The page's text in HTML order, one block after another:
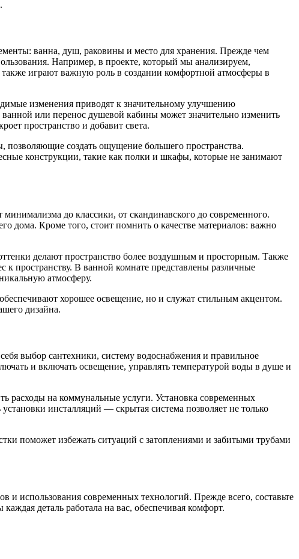
ванна, душ, раковины и место для хранения. Прежде чем
Например, в проекте, который мы анализируем,
играют важную роль в создании комфортной атмосферы в
изменения приводят к значительному улучшению
или перенос душевой кабины может значительно изменить
пространство и добавит света.
позволяющие создать ощущение большего пространства.
конструкции, такие как полки и шкафы, которые не занимают
до классики, от скандинавского до современного.
дома. Кроме того, стоит помнить о качестве материалов: важно
делают пространство более воздушным и просторным. Также
пространству. В ванной комнате представлены различные
атмосферу.
хорошее освещение, но и служат стильным акцентом.
дизайна.
выбор сантехники, систему водоснабжения и правильное
и включать освещение, управлять температурой воды в душе и
расходы на коммунальные услуги. Установка современных
инсталляций — скрытая система позволяет не только
поможет избежать ситуаций с затоплениями и забитыми трубами
использования современных технологий. Прежде всего, составьте
деталь работала на вас, обеспечивая комфорт.